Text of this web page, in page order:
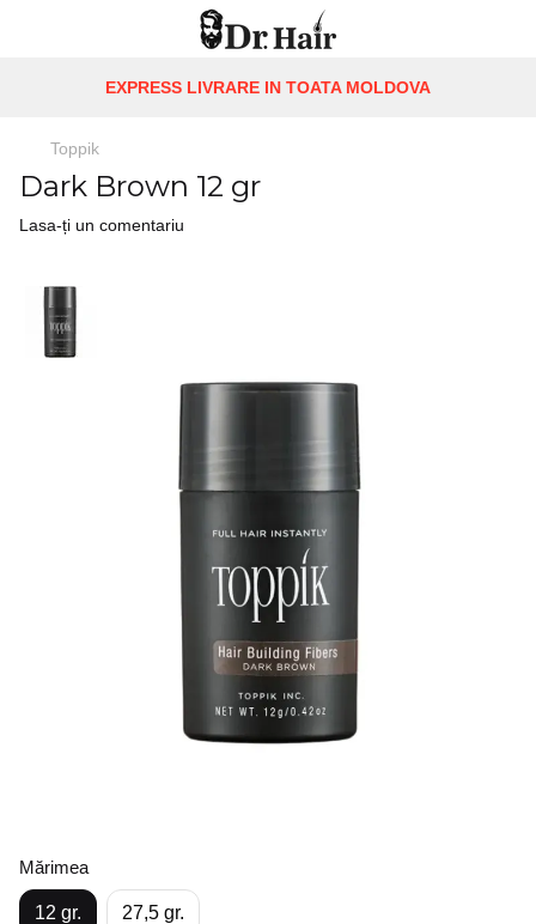
EXPRESS LIVRARE IN TOATA MOLDOVA
Toppik
Dark Brown 12 gr
Lasa-ți un comentariu
Mărimea
12 gr. 27,5 gr.